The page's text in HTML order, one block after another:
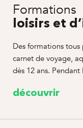
Formations
loisirs et
Des formations
carnet de voyage,
dès 12 ans. Pendant
découvrir